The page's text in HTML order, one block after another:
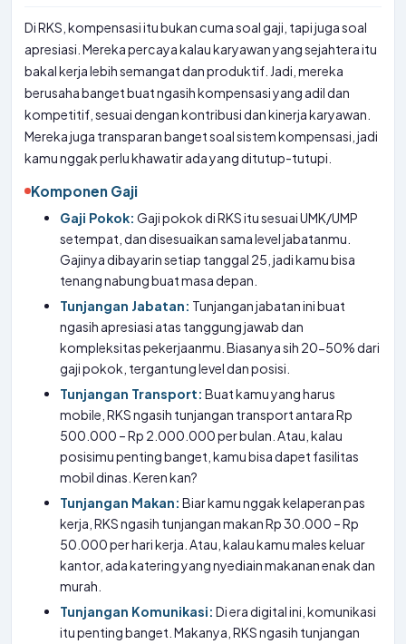
Di RKS, kompensasi itu bukan cuma soal gaji, tapi juga soal
apresiasi. Mereka percaya kalau karyawan yang sejahtera itu
bakal kerja lebih semangat dan produktif. Jadi, mereka
berusaha banget buat ngasih kompensasi yang adil dan
kompetitif, sesuai dengan kontribusi dan kinerja karyawan.
Mereka juga transparan banget soal sistem kompensasi, jadi
kamu nggak perlu khawatir ada yang ditutup-tutupi.
Komponen Gaji
Gaji Pokok: Gaji pokok di RKS itu sesuai UMK/UMP
setempat, dan disesuaikan sama level jabatanmu.
Gajinya dibayarin setiap tanggal 25, jadi kamu bisa
tenang nabung buat masa depan.
Tunjangan Jabatan: Tunjangan jabatan ini buat
ngasih apresiasi atas tanggung jawab dan
kompleksitas pekerjaanmu. Biasanya sih 20-50% dari
gaji pokok, tergantung level dan posisi.
Tunjangan Transport: Buat kamu yang harus
mobile, RKS ngasih tunjangan transport antara Rp
500.000 – Rp 2.000.000 per bulan. Atau, kalau
posisimu penting banget, kamu bisa dapet fasilitas
mobil dinas. Keren kan?
Tunjangan Makan: Biar kamu nggak kelaperan pas
kerja, RKS ngasih tunjangan makan Rp 30.000 – Rp
50.000 per hari kerja. Atau, kalau kamu males keluar
kantor, ada katering yang nyediain makanan enak dan
murah.
Tunjangan Komunikasi: Di era digital ini, komunikasi
itu penting banget. Makanya, RKS ngasih tunjangan